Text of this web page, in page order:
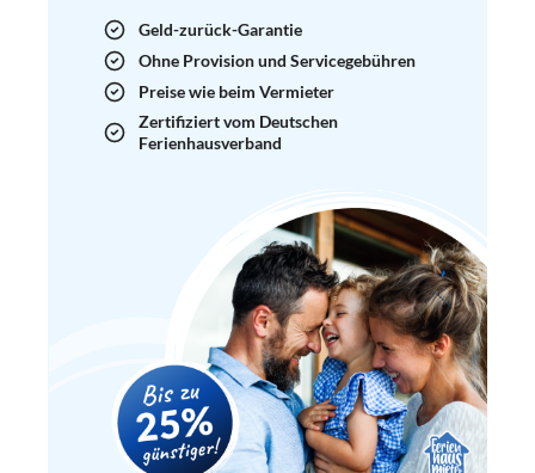
Geld-zurück-Garantie
Ohne Provision und Servicegebühren
Preise wie beim Vermieter
Zertifiziert vom Deutschen
Ferienhausverband